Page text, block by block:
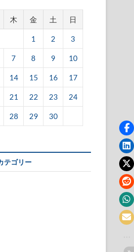
木 金 土 日
1 2 3
7 8 9 10
14 15 16 17
21 22 23 24
28 29
30
テゴリー